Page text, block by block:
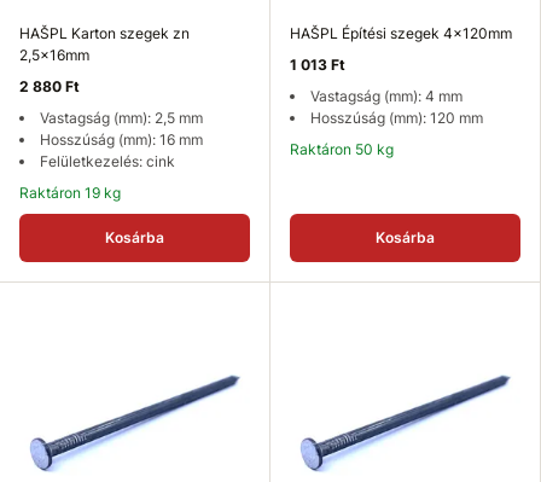
HAŠPL Karton szegek zn
2,5x16mm
2 880 Ft
Vastagság (mm): 2,5 mm
Hosszúság (mm): 16 mm
Felületkezelés: cink
Raktáron 19 kg
Kosárba
HAŠPL Építési szegek 4x120mm
1 013 Ft
Vastagság (mm): 4 mm
Hosszúság (mm): 120 mm
Raktáron 50 kg
Kosárba